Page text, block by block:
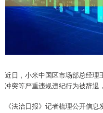
近日，小米中国区市场部总经理
冲突等严重违规违纪行为被辞退
《法治日报》记者梳理公开信